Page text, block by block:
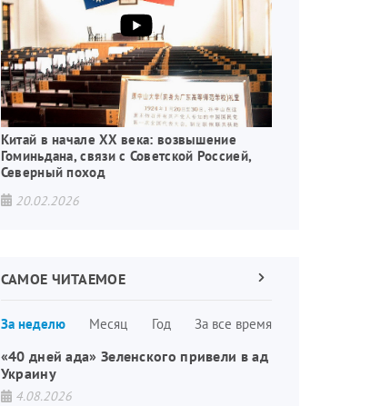
Китай в начале XX века: возвышение
Гоминьдана, связи с Советской Россией,
Северный поход
20.02.2026
САМОЕ ЧИТАЕМОЕ
За неделю Месяц Год За все времястраниц
Следующая
«40 дней ада» Зеленского привели в ад
Украину
4.08.2026